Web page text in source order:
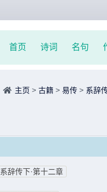
首页 诗词 名句
主页 > 古籍 > 易传 > 系辞
系辞传下·第十二章